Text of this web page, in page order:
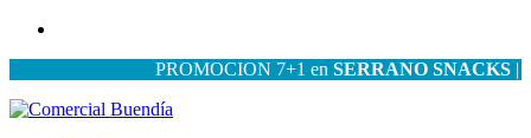
PROMOCION 7+1 enSERRANO SNACKS|